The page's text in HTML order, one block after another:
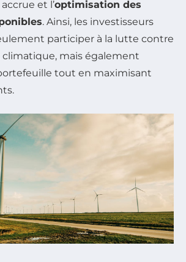
accrue et l’optimisation des
. Ainsi, les investisseurs
participer à la lutte contre
mais également
tout en maximisant